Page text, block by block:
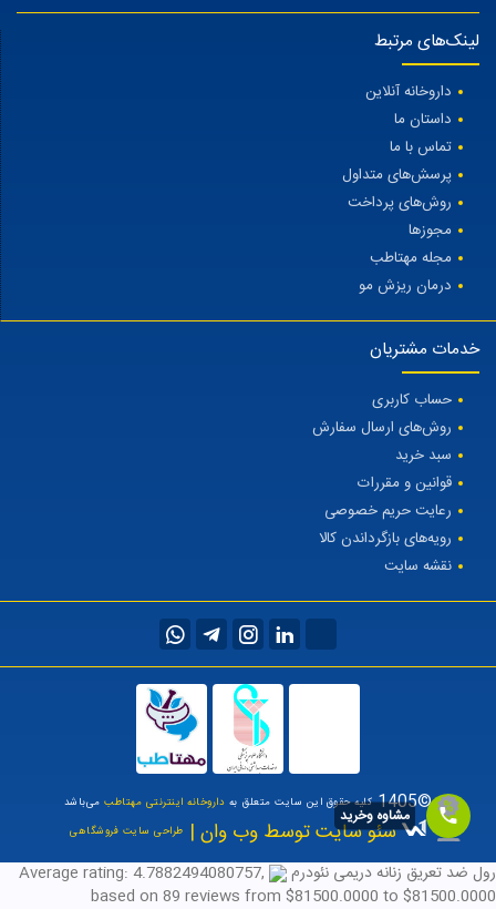
لینک‌های مرتبط
داروخانه آنلاین
داستان ما
تماس با ما
پرسش‌های متداول
روش‌های پرداخت
مجوزها
مجله مهتاطب
درمان ریزش مو
خدمات مشتریان
حساب کاربری
روش‌های ارسال سفارش
سبد خرید
قوانین و مقررات
رعایت حریم خصوصی
رویه‌های بازگرداندن کالا
نقشه سایت
©1405 کلیه حقوق این سایت متعلق به داروخانه اینترنتی مهتاطبمی‌باشد
سئو سایت توسط وب وان | طراحی سایت فروشگاهی
رول ضد تعریق زنانه دریمی نئودرم Average rating: 4.7882494080757,
based on 89 reviews from $81500.0000 to $81500.0000
مشاوه وخرید